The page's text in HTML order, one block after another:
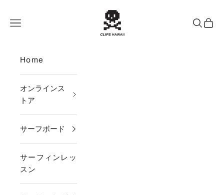
CLIPS HAWAII
メニュー
検索カー
Home
オンラインス
トア
サーフボード
サーフィンレッ
スン